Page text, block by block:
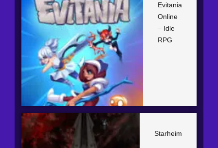
Evitania
Online
– Idle
RPG
Starheim